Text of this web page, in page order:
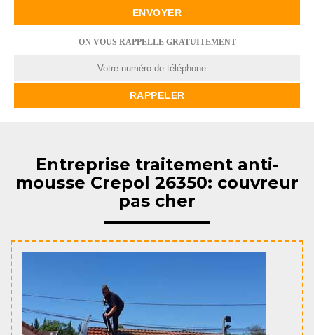
ON VOUS RAPPELLE GRATUITEMENT
Entreprise traitement anti-
mousse Crepol 26350: couvreur
pas cher